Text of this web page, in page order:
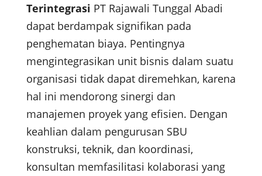
Terintegrasi PT Rajawali Tunggal Abadi
dapat berdampak signifikan pada
penghematan biaya. Pentingnya
mengintegrasikan unit bisnis dalam suatu
organisasi tidak dapat diremehkan, karena
hal ini mendorong sinergi dan
manajemen proyek yang efisien. Dengan
keahlian dalam pengurusan SBU
konstruksi, teknik, dan koordinasi,
konsultan memfasilitasi kolaborasi yang